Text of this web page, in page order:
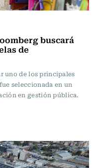
buscará
de
uno de los principales
seleccionada en un
en gestión pública.